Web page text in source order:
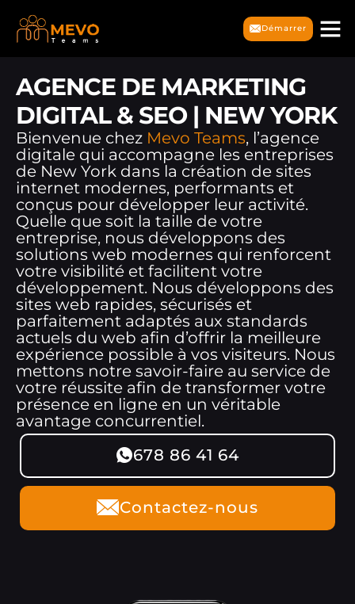
Démarrer
AGENCE DE MARKETING
DIGITAL & SEO | NEW YORK
Bienvenue chez Mevo Teams, l’agence
digitale qui accompagne les entreprises
de New York dans la création de sites
internet modernes, performants et
conçus pour développer leur activité.
Quelle que soit la taille de votre
entreprise, nous développons des
solutions web modernes qui renforcent
votre visibilité et facilitent votre
développement. Nous développons des
sites web rapides, sécurisés et
parfaitement adaptés aux standards
actuels du web afin d’offrir la meilleure
expérience possible à vos visiteurs. Nous
mettons notre savoir-faire au service de
votre réussite afin de transformer votre
présence en ligne en un véritable
avantage concurrentiel.
678 86 41 64
Contactez-nous